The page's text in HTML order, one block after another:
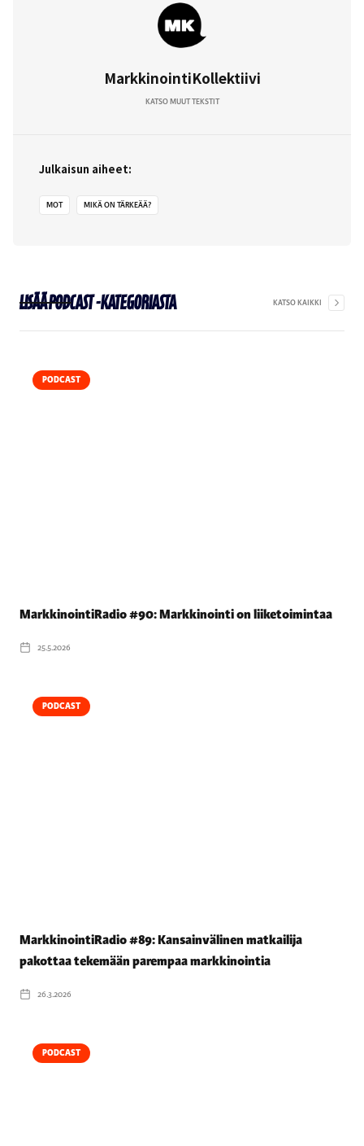
MarkkinointiKollektiivi
KATSO MUUT TEKSTIT
Julkaisun aiheet:
MOT MIKÄ ON TÄRKEÄÄ?
LisääPodcast-kategoriasta KATSO KAIKKI
PODCAST
MarkkinointiRadio #90: Markkinointi on liiketoimintaa
25.5.2026
PODCAST
MarkkinointiRadio #89: Kansainvälinen matkailija
pakottaa tekemään parempaa markkinointia
26.3.2026
PODCAST